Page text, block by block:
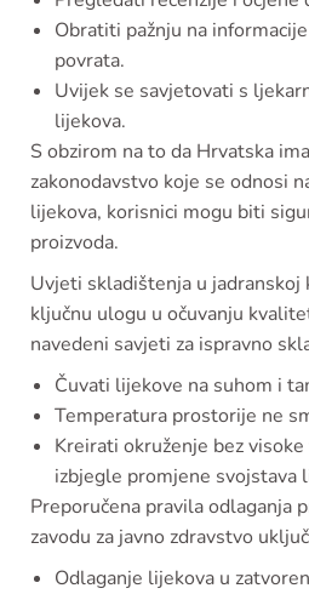
Obratiti pažnju na
povrata.
Uvijek se savjetovati s
lijekova.
S obzirom na to da Hrvatska
zakonodavstvo koje se odnosi
lijekova, korisnici mogu biti
proizvoda.
Uvjeti skladištenja u
ključnu ulogu u očuvanju
navedeni savjeti za ispravno
Čuvati lijekove na suhom i
Temperatura prostorije ne
Kreirati okruženje bez
izbjegle promjene svojstava
Preporučena pravila odlaganja
zavodu za javno zdravstvo
Odlaganje lijekova u